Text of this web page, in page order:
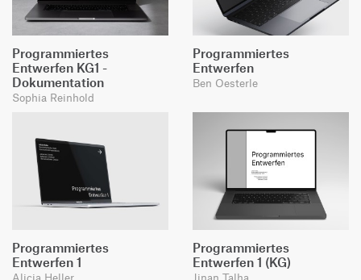
Programmiertes
Entwerfen KG1 -
Dokumentation
Sophia Reinhold
Programmiertes
Entwerfen
Ben Oesterle
Programmiertes
Entwerfen 1
Alicia Heller
Programmiertes
Entwerfen 1 (KG)
Jinan Talha